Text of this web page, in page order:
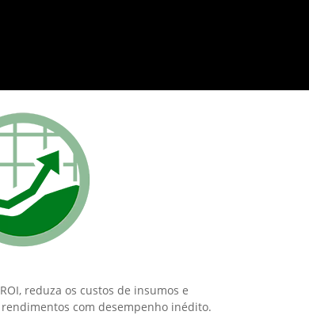
reduza os custos de insumos e
com desempenho inédito.